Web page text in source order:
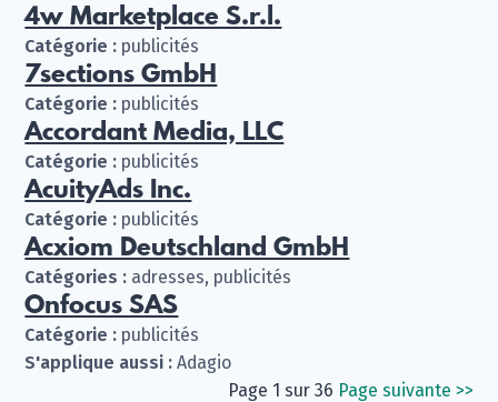
4w Marketplace S.r.l.
Catégorie : publicités
7sections GmbH
Catégorie : publicités
Accordant Media, LLC
Catégorie : publicités
AcuityAds Inc.
Catégorie : publicités
Acxiom Deutschland GmbH
Catégories : adresses, publicités
Onfocus SAS
Catégorie : publicités
S'applique aussi : Adagio
Page 1 sur 36 Page suivante >>